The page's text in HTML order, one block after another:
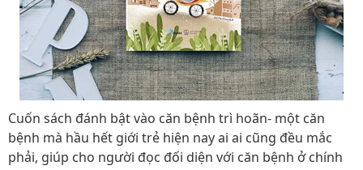
Cuốn sách đánh bật vào căn bệnh trì hoãn- một căn
bệnh mà hầu hết giới trẻ hiện nay ai ai cũng đều mắc
phải, giúp cho người đọc đối diện với căn bệnh ở chính